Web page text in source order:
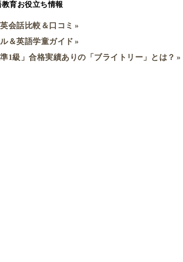
育お役立ち情報
会話比較＆口コミ
＆英語学童ガイド
1級」合格実績ありの「ブライトリー」とは？